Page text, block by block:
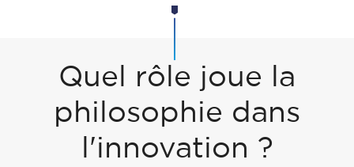
Quel rôle joue la
philosophie dans
l'innovation ?